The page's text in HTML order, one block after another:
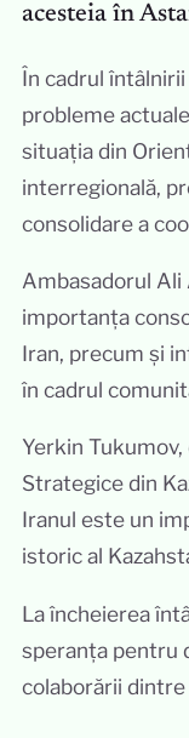
acesteia în
În cadrul
probleme
situația din
interregională,
consolidare a
Ambasadorul Ali
importanța
Iran, precum și
în cadrul
Yerkin
Strategice din
Iranul este un
istoric al
La încheierea
speranța pentru
colaborării dintre